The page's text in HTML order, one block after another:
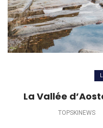
La Vallée
TOPSKINEWS